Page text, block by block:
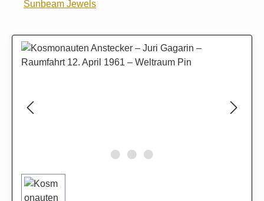
Sunbeam Jewels
Bildergalerie überspringen